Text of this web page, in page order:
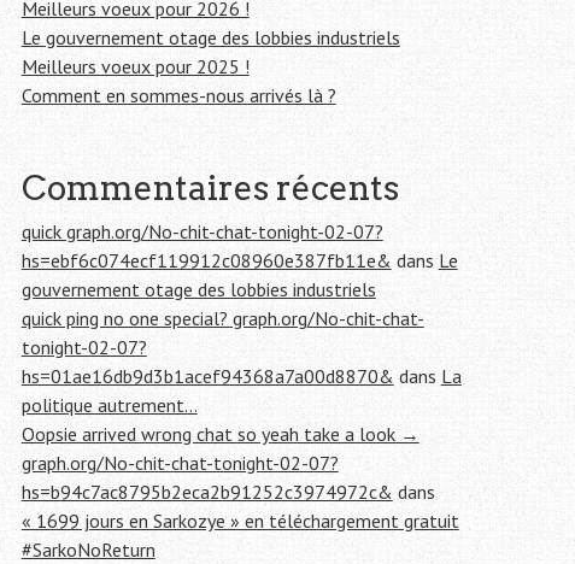
r
:
Meilleurs voeux pour 2026 !
Le gouvernement otage des lobbies industriels
Meilleurs voeux pour 2025 !
Comment en sommes-nous arrivés là ?
Commentaires récents
quick graph.org/No-chit-chat-tonight-02-07?
hs=ebf6c074ecf119912c08960e387fb11e& dans Le
gouvernement otage des lobbies industriels
quick ping no one special? graph.org/No-chit-chat-
tonight-02-07?
hs=01ae16db9d3b1acef94368a7a00d8870& dans La
politique autrement…
Oopsie arrived wrong chat so yeah take a look →
graph.org/No-chit-chat-tonight-02-07?
hs=b94c7ac8795b2eca2b91252c3974972c& dans
« 1699 jours en Sarkozye » en téléchargement gratuit
#SarkoNoReturn